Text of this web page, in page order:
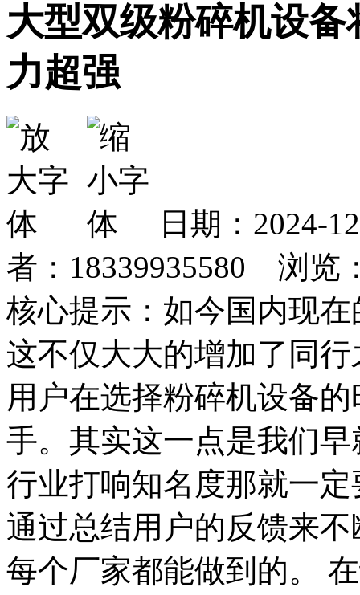
大型双级粉碎机设
力超强
日期：2024-
者：18339935580 浏览
核心提示：如今国内现
这不仅大大的增加了同
用户在选择粉碎机设备
手。其实这一点是我们
行业打响知名度那就一
通过总结用户的反馈来
每个厂家都能做到的。